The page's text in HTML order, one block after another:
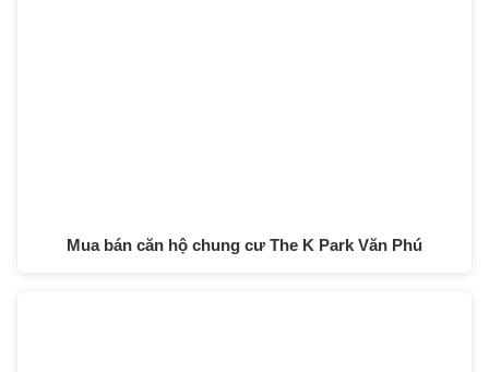
Mua bán căn hộ chung cư The K Park Văn Phú